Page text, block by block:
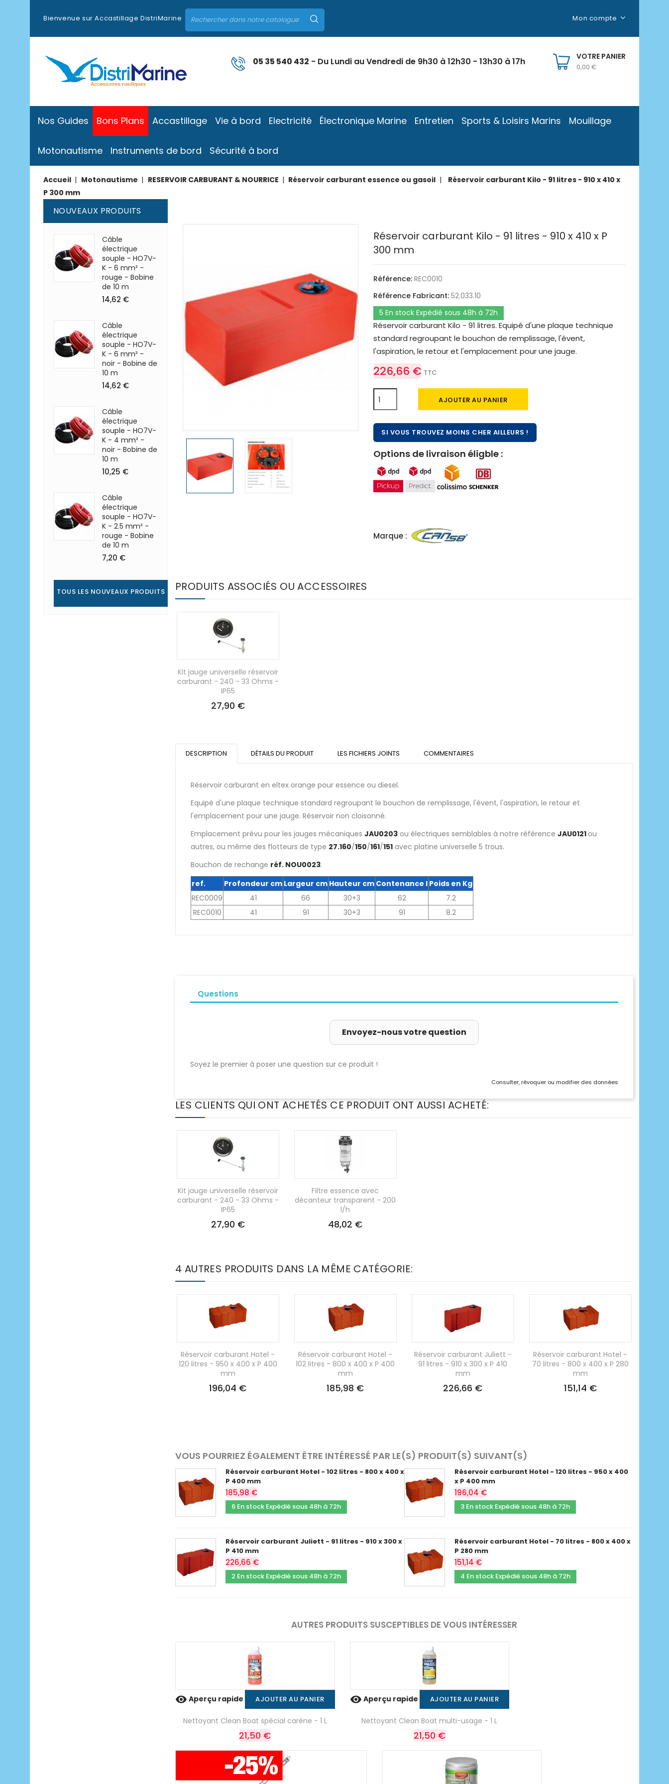
Bienvenue sur Accastillage DistriMarine Mon compte
VOTRE PANIER
0,00 €
05 35 540 432 - Du Lundi au Vendredi de 9h30 à 12h30 - 13h30 à 17h
Nos Guides Bons Plans Accastillage Vie à bord Electricité Électronique Marine Entretien Sports & Loisirs Marins Mouillage
Motonautisme Instruments de bord Sécurité à bord
Accueil Motonautisme RESERVOIR CARBURANT & NOURRICE Réservoir carburant essence ou gasoil
Réservoir carburant Kilo - 91 litres - 910 x 410 x
P 300 mm
NOUVEAUX PRODUITS
Câble
électrique
souple - HO7V-
K - 6 mm² -
rouge - Bobine
de 10 m
14,62 €
Câble
électrique
souple - HO7V-
K - 6 mm² -
noir - Bobine de
10 m
14,62 €
Câble
électrique
souple - HO7V-
K - 4 mm² -
noir - Bobine de
10 m
10,25 €
Câble
électrique
souple - HO7V-
K - 2.5 mm² -
rouge - Bobine
de 10 m
7,20 €
TOUS LES NOUVEAUX PRODUITS
Réservoir carburant Kilo - 91 litres - 910 x 410 x P
300 mm
Référence: REC0010
Référence Fabricant: 52.033.10
5 En stock Expédié sous 48h à 72h
Réservoir carburant Kilo - 91 litres. Equipé d'une plaque technique
standard regroupant le bouchon de remplissage, l'évent,
l'aspiration, le retour et l'emplacement pour une jauge.
226,66 € TTC
AJOUTER AU PANIER
SI VOUS TROUVEZ MOINS CHER AILLEURS !
Options de livraison éligble :
Marque :
PRODUITS ASSOCIÉS OU ACCESSOIRES
Kit jauge universelle réservoir
carburant - 240 - 33 Ohms -
IP65
27,90 €
DESCRIPTION DÉTAILS DU PRODUIT LES FICHIERS JOINTS COMMENTAIRES
Réservoir carburant en eltex orange pour essence ou diesel.
Equipé d'une plaque technique standard regroupant le bouchon de remplissage, l'évent, l'aspiration, le retour et
l'emplacement pour une jauge. Réservoir non cloisonné.
Emplacement prévu pour les jauges mécaniques JAU0203 ou électriques semblables à notre référence JAU0121 ou
autres, ou même des flotteurs de type 27.160/150/161/151 avec platine universelle 5 trous.
Bouchon de rechange réf. NOU0023.
ref.
Profondeur cm Largeur cm Hauteur cm Contenance l Poids en Kg
REC0009
41 66 30+3 62
7.2
REC0010
41 91 30+3 91 8.2
Questions
Envoyez-nous votre question
Soyez le premier à poser une question sur ce produit !
Consulter, révoquer ou modifier des données
LES CLIENTS QUI ONT ACHETÉS CE PRODUIT ONT AUSSI ACHETÉ:
Kit jauge universelle réservoir
carburant - 240 - 33 Ohms -
IP65
27,90 €
Filtre essence avec
décanteur transparent - 200
l/h
48,02 €
4 AUTRES PRODUITS DANS LA MÊME CATÉGORIE:
Réservoir carburant Hotel -
120 litres - 950 x 400 x P 400
mm
196,04 €
Réservoir carburant Hotel -
102 litres - 800 x 400 x P 400
mm
185,98 €
Réservoir carburant Juliett -
91 litres - 910 x 300 x P 410
mm
226,66 €
Réservoir carburant Hotel -
70 litres - 800 x 400 x P 280
mm
151,14 €
VOUS POURRIEZ ÉGALEMENT ÊTRE INTÉRESSÉ PAR LE(S) PRODUIT(S) SUIVANT(S)
Réservoir carburant Hotel - 102 litres - 800 x 400 x
P 400 mm
185,98 €
6 En stock Expédié sous 48h à 72h
Réservoir carburant Hotel - 120 litres - 950 x 400
x P 400 mm
196,04 €
3 En stock Expédié sous 48h à 72h
Réservoir carburant Juliett - 91 litres - 910 x 300 x
P 410 mm
226,66 €
2 En stock Expédié sous 48h à 72h
Réservoir carburant Hotel - 70 litres - 800 x 400 x
P 280 mm
151,14 €
4 En stock Expédié sous 48h à 72h
AUTRES PRODUITS SUSCEPTIBLES DE VOUS INTÉRESSER
 Aperçu rapide AJOUTER AU PANIER
Nettoyant Clean Boat spécial carène - 1 L
21,50 €
 Aperçu rapide AJOUTER AU PANIER
Nettoyant Clean Boat multi-usage - 1 L
21,50 €